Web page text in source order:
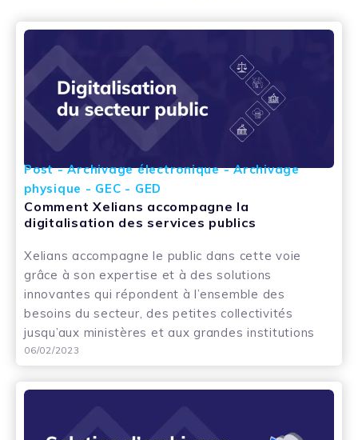
Post - Archivage électronique - Archivage
physique - GEC - GED
Comment Xelians accompagne la
digitalisation des services publics
Xelians accompagne le public dans cette voie
grâce à son expertise et à des solutions
innovantes qui répondent à l’ensemble des
besoins du secteur, des petites collectivités
jusqu’aux ministères et aux grandes institutions
06/02/2023